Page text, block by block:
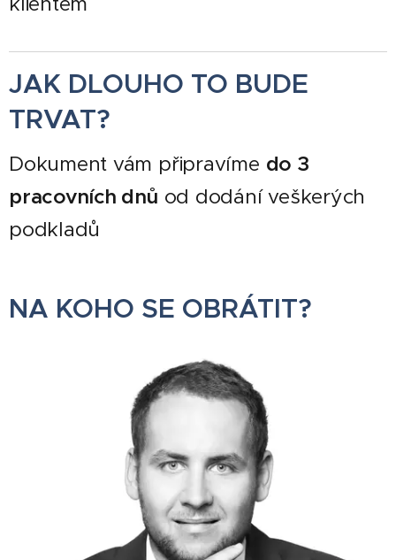
JAK DLOUHO TO BUDE
TRVAT?
Dokument vám připravíme do 3
pracovních dnů od dodání veškerých
podkladů
NA KOHO SE OBRÁTIT?